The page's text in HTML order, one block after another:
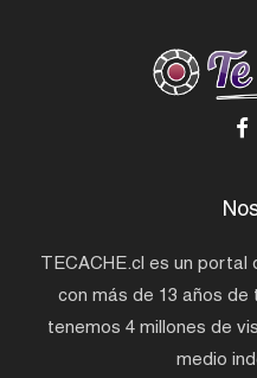
TECACHE.cl es un portal
con más de 13 años
tenemos 4 millones de
medio